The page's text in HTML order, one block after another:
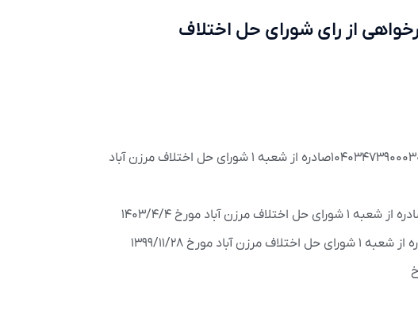
از رای شورای حل اختلاف